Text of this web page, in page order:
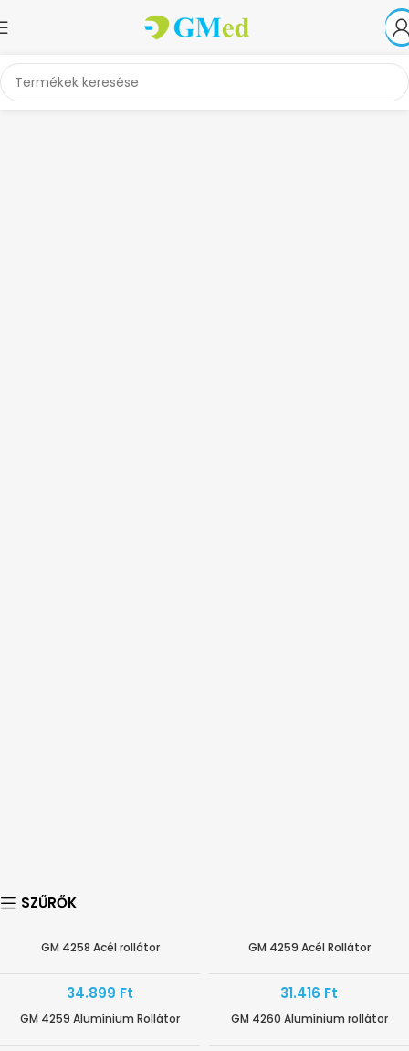
SZŰRŐK
GM 4258 Acél rollátor
34.899 Ft
GM 4259 Acél Rollátor
31.416 Ft
GM 4259 Alumínium Rollátor GM 4260 Alumínium rollátor